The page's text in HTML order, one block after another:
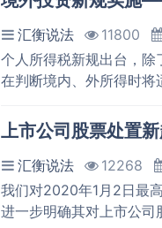
汇衡说法 11800
个人所得税新规出台，除
在判断境内、外所得时将
上市公司股票处置
汇衡说法 12268
我们对2020年1月2日最
进一步明确其对上市公司